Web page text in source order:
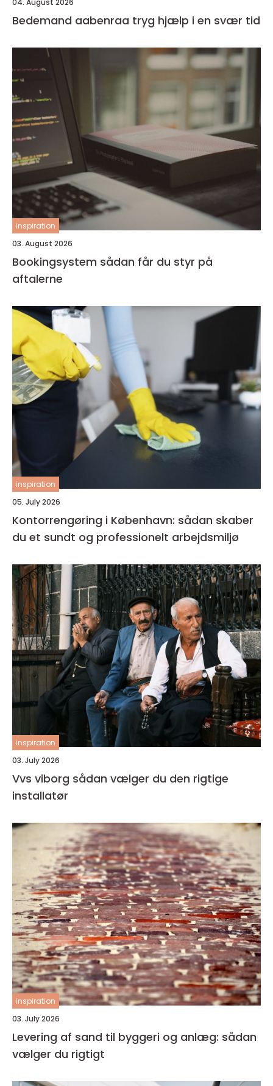
04. August 2026
Bedemand aabenraa tryg hjælp i en svær tid
inspiration
03. August 2026
Bookingsystem sådan får du styr på
aftalerne
inspiration
05. July 2026
Kontorrengøring i København: sådan skaber
du et sundt og professionelt arbejdsmiljø
inspiration
03. July 2026
Vvs viborg sådan vælger du den rigtige
installatør
inspiration
03. July 2026
Levering af sand til byggeri og anlæg: sådan
vælger du rigtigt